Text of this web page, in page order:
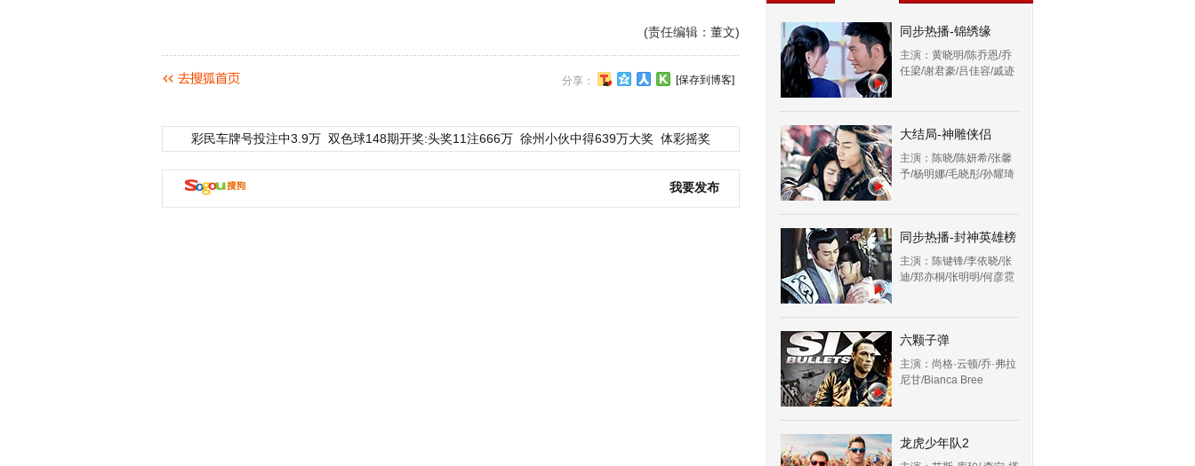
(责任编辑：董文)
分享： [保存到博客]
彩民车牌号投注中3.9万 双色球148期开奖:头奖11注666万 徐州小伙中得639万大奖 体彩摇奖
我要发布
同步热播-锦绣缘
主演：黄晓明/陈乔恩/乔
任梁/谢君豪/吕佳容/戚迹
大结局-神雕侠侣
主演：陈晓/陈妍希/张馨
予/杨明娜/毛晓彤/孙耀琦
同步热播-封神英雄榜
主演：陈键锋/李依晓/张
迪/郑亦桐/张明明/何彦霓
六颗子弹
主演：尚格·云顿/乔·弗拉
尼甘/Bianca Bree
龙虎少年队2